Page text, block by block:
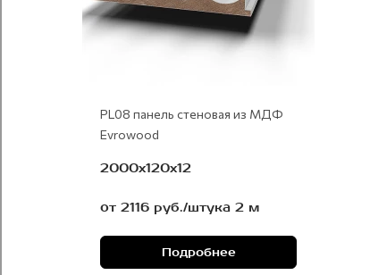
PL08 панель стеновая из МДФ
Evrowood
2000x120x12
от 2116 руб./штука 2 м
Подробнее